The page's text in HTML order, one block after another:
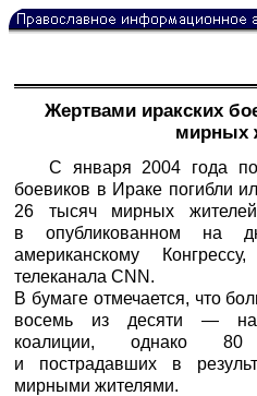
Жертвами иракских
мирных
С января 2004 года
боевиков в Ираке погибли
26 тысяч мирных
в опубликованном на
американскому
телеканала CNN.
В бумаге отмечается, что
восемь из десяти —
коалиции, однако 80
и пострадавших в
мирными жителями.